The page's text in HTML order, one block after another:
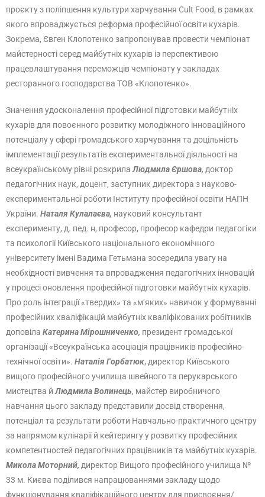
проєкту з поліпшення культури харчування Cult Food, в рамках
якого впроваджується реформа професійної освіти кухарів.
Зокрема, Євген Клопотенко запропонував провести чемпіонат
майстерності серед майбутніх кухарів із перспективою
працевлаштування переможців чемпіонату у закладах
ресторанного господарства ТОВ «Клопотенко».
Значення удосконалення професійної підготовки майбутніх
кухарів для повоєнного розвитку молодіжного інноваційного
потенціалу у сфері громадського харчування та доцільність
імплементації результатів експериментальної діяльності на
всеукраїнському рівні розкрила Людмила Єршова, доктор
педагогічних наук, доцент, заступник директора з науково-
експериментальної роботи Інституту професійної освіти НАПН
України. Наталя Кулалаєва, науковий консультант
експерименту, д. пед. н, професор, професор кафедри педагогіки
та психології Київського національного економічного
університету імені Вадима Гетьмана зосередила увагу на
необхідності вивчення та впровадження педагогічних інновацій
у процесі оновлення професійної підготовки майбутніх кухарів.
Про роль інтеграції «твердих» та «м’яких» навичок у формуванні
професійних кваліфікацій майбутніх кваліфікованих робітників
доповіла Катерина Мірошниченко, президент громадської
організації «Всеукраїнська асоціація працівників професійно-
технічної освіти». Наталія Горбатюк, директор Київського
вищого професійного училища швейного та перукарського
мистецтва й Людмила Волинець, майстер виробничого
навчання цього закладу представили досвід створення,
потенціал та результати роботи Навчально-практичного центру
за напрямом кулінарії й кейтерингу у розвитку професійних
компетентностей педагогічних працівників та майбутніх кухарів.
Микола Моторний, директор Вищого професійного училища №
33 м. Києва поділився напрацюваннями закладу щодо
функціонування кваліфікаційного центру для присвоєння/